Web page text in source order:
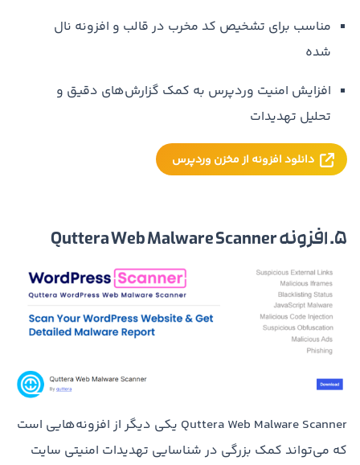
مناسب برای تشخیص کد مخرب در قالب و افزونه نال
شده
افزایش امنیت وردپرس به کمک گزارش‌های دقیق و
تحلیل تهدیدات
دانلود افزونه از مخزن وردپرس
5. افزونه Quttera Web Malware Scanner
Quttera Web Malware Scanner یکی دیگر از افزونه‌هایی است
که می‌تواند کمک بزرگی در شناسایی تهدیدات امنیتی سایت